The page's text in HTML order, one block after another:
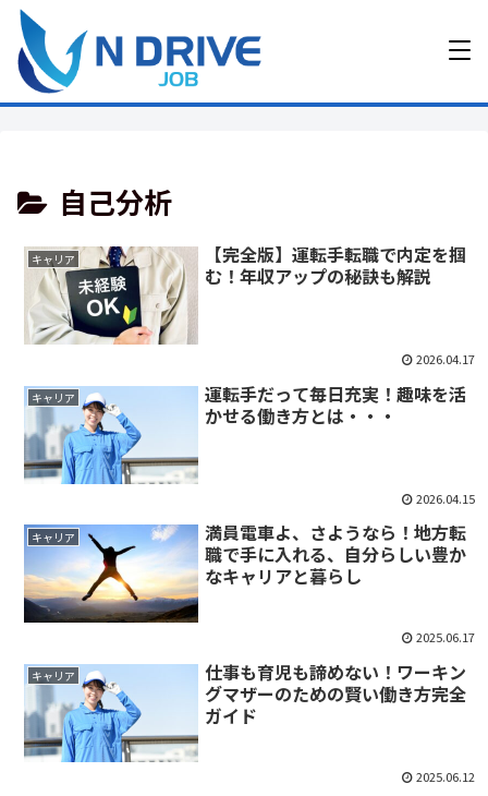
自己分析
キャリア
【完全版】運転手転職で内定を掴
む！年収アップの秘訣も解説
2026.04.17
キャリア
運転手だって毎日充実！趣味を活
かせる働き方とは・・・
2026.04.15
キャリア
満員電車よ、さようなら！地方転
職で手に入れる、自分らしい豊か
なキャリアと暮らし
2025.06.17
キャリア
仕事も育児も諦めない！ワーキン
グマザーのための賢い働き方完全
ガイド
2025.06.12